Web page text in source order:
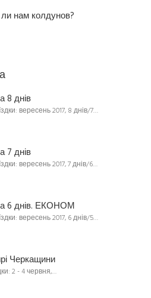
нам колдунов?
8 днів
вересень 2017, 8 днів/7…
7 днів
вересень 2017, 7 днів/6…
6 днів. ЕКОНОМ
вересень 2017, 6 днів/5…
Черкащини
2 - 4 червня,…